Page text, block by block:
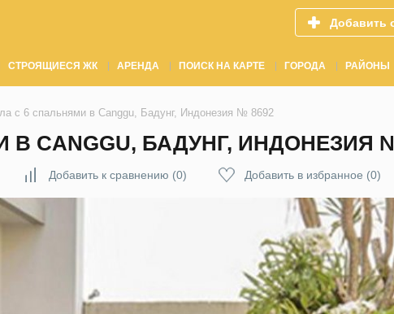
Добавить
СТРОЯЩИЕСЯ ЖК АРЕНДА ПОИСК НА КАРТЕ ГОРОДА РАЙОНЫ
с 6 спальнями в Canggu, Бадунг, Индонезия № 8692
CANGGU, БАДУНГ, ИНДОНЕЗИЯ
Добавить к сравнению (0) Добавить в избранное (0)